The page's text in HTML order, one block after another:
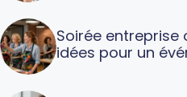
Soirée entreprise
idées pour un